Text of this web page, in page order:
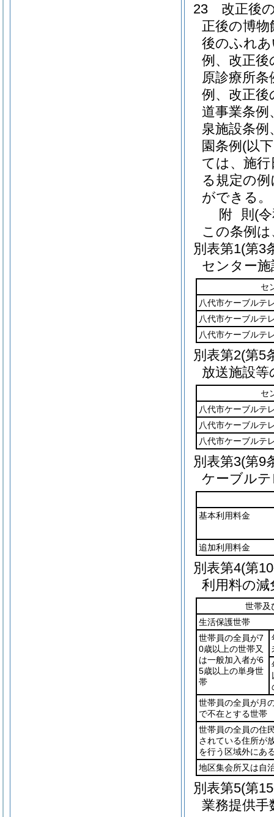
23
改正後
正後の博
後のふれ
例、改正後
原診療所
例、改正後
道事業条
泉施設条
園条例 (以
ては、施
る規定の
ができる。
附 則 (
この条例
別表第1(第3
センター
セ
八代市ケーブルテ
八代市ケーブルテ
八代市ケーブルテ
別表第2(第5
放送施設
セ
八代市ケーブルテ
八代市ケーブルテ
八代市ケーブルテ
別表第3(第9
ケーブル
基本利用料金
追加利用料金
別表第4(第
利用料の減
世帯及
生活保護世帯
世帯員の全員が7
0歳以上の世帯又
は一般加入者が6
5歳以上の単身世
帯
世帯員の全員が月
で不在とする世帯
世帯員の全員の住
されている住所が
を行う区域外にあ
地区集会所又は自
別表第5(第
業務提供手